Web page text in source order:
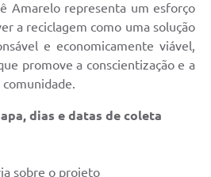
Amarelo representa um esforço
a reciclagem como uma solução
e economicamente viável,
promove a conscientização e a
dias e datas de coleta
sobre o projeto